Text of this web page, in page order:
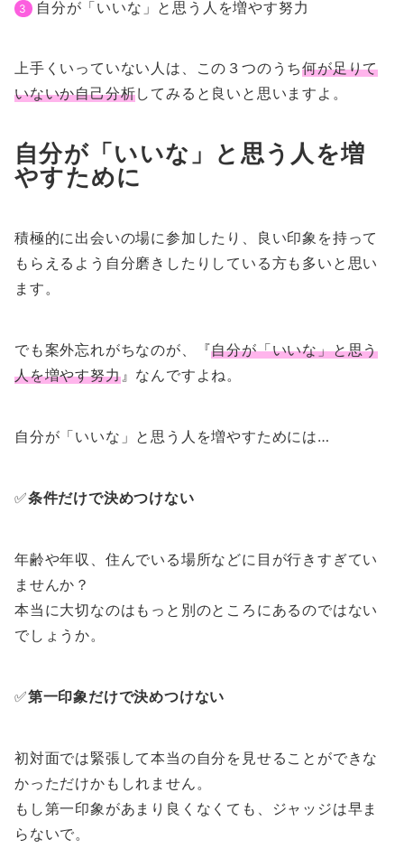
自分が「いいな」と思う人を増やす努力
上手くいっていない人は、この３つのうち何が足りて
いないか自己分析してみると良いと思いますよ。
自分が「いいな」と思う人を増
やすために
積極的に出会いの場に参加したり、良い印象を持って
もらえるよう自分磨きしたりしている方も多いと思い
ます。
でも案外忘れがちなのが、『自分が「いいな」と思う
人を増やす努力』なんですよね。
自分が「いいな」と思う人を増やすためには…
✅条件だけで決めつけない
年齢や年収、住んでいる場所などに目が行きすぎてい
ませんか？
本当に大切なのはもっと別のところにあるのではない
でしょうか。
✅第一印象だけで決めつけない
初対面では緊張して本当の自分を見せることができな
かっただけかもしれません。
もし第一印象があまり良くなくても、ジャッジは早ま
らないで。